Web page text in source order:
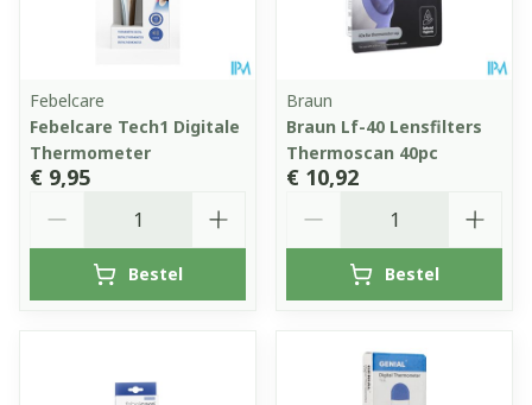
Febelcare
Febelcare Tech1 Digitale
Thermometer
€ 9,95
Bestel
Braun
Braun Lf-40 Lensfilters
Thermoscan 40pc
€ 10,92
Bestel